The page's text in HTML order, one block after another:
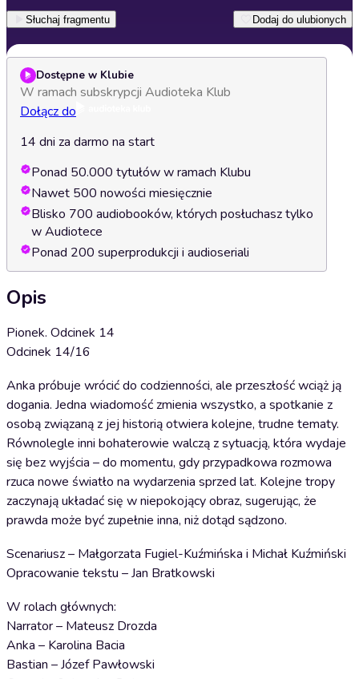
Słuchaj fragmentu Dodaj do ulubionych
Dostępne w Klubie
W ramach subskrypcji Audioteka Klub
Dołącz do
14 dni za darmo na start
Ponad 50.000 tytułów w ramach Klubu
Nawet 500 nowości miesięcznie
Blisko 700 audiobooków, których posłuchasz tylko
w Audiotece
Ponad 200 superprodukcji i audioseriali
Opis
Pionek. Odcinek 14
Odcinek 14/16
Anka próbuje wrócić do codzienności, ale przeszłość wciąż ją
dogania. Jedna wiadomość zmienia wszystko, a spotkanie z
osobą związaną z jej historią otwiera kolejne, trudne tematy.
Równolegle inni bohaterowie walczą z sytuacją, która wydaje
się bez wyjścia – do momentu, gdy przypadkowa rozmowa
rzuca nowe światło na wydarzenia sprzed lat. Kolejne tropy
zaczynają układać się w niepokojący obraz, sugerując, że
prawda może być zupełnie inna, niż dotąd sądzono.
Scenariusz – Małgorzata Fugiel-Kuźmińska i Michał Kuźmiński
Opracowanie tekstu – Jan Bratkowski
W rolach głównych:
Narrator – Mateusz Drozda
Anka – Karolina Bacia
Bastian – Józef Pawłowski